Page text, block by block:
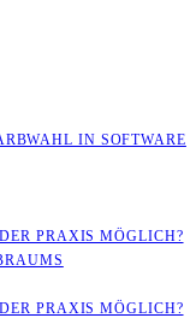
IN SOFTWARE
PRAXIS MÖGLICH?
PRAXIS MÖGLICH?